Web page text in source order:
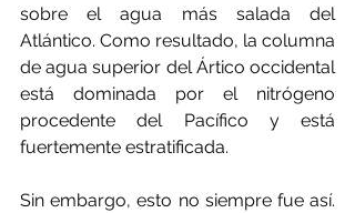
sobre el agua más salada del
Atlántico. Como resultado, la columna
de agua superior del Ártico occidental
está dominada por el nitrógeno
procedente del Pacífico y está
fuertemente estratificada.
Sin embargo, esto no siempre fue así.